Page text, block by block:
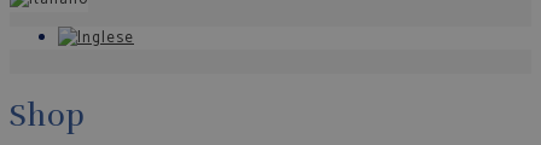
Shop